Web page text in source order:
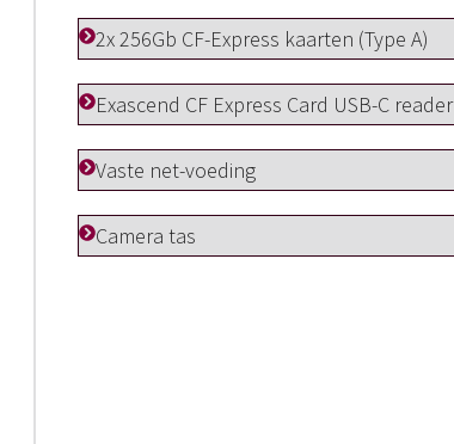
2x 256Gb CF-Express kaarten (Type A)
Exascend CF Express Card USB-C reader
Vaste net-voeding
Camera tas